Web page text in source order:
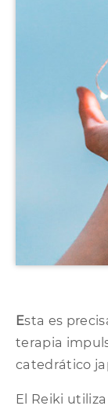
Esta es
terapia
catedrático
El Reiki utiliza